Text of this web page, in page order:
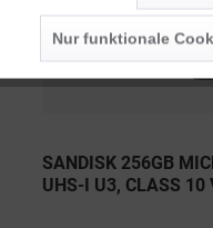
SANDISK 256GB
UHS-I U3, CLASS
Nur funktionale